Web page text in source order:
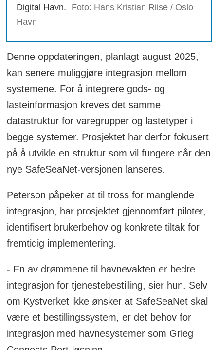
Digital Havn.
Foto: Hans Kristian Riise / Oslo
Havn
Denne oppdateringen, planlagt august 2025,
kan senere muliggjøre integrasjon mellom
systemene. For å integrere gods- og
lasteinformasjon kreves det samme
datastruktur for varegrupper og lastetyper i
begge systemer. Prosjektet har derfor fokusert
på å utvikle en struktur som vil fungere når den
nye SafeSeaNet-versjonen lanseres.
Peterson påpeker at til tross for manglende
integrasjon, har prosjektet gjennomført piloter,
identifisert brukerbehov og konkrete tiltak for
fremtidig implementering.
- En av drømmene til havnevakten er bedre
integrasjon for tjenestebestilling, sier hun. Selv
om Kystverket ikke ønsker at SafeSeaNet skal
være et bestillingssystem, er det behov for
integrasjon med havnesystemer som Grieg